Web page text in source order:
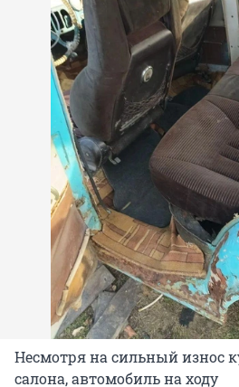
Несмотря на сильный износ
салона, автомобиль на ходу